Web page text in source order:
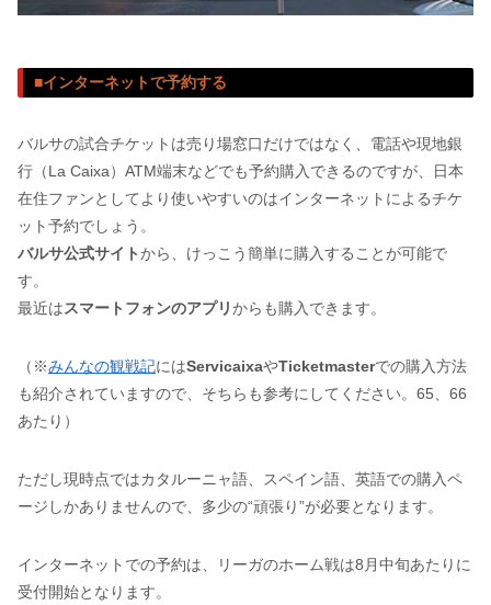
■インターネットで予約する
バルサの試合チケットは売り場窓口だけではなく、電話や現地銀
行（La Caixa）ATM端末などでも予約購入できるのですが、日本
在住ファンとしてより使いやすいのはインターネットによるチケ
ット予約でしょう。
バルサ公式サイトから、けっこう簡単に購入することが可能で
す。
最近はスマートフォンのアプリからも購入できます。
（※みんなの観戦記にはServicaixaやTicketmasterでの購入方法
も紹介されていますので、そちらも参考にしてください。65、66
あたり）
ただし現時点ではカタルーニャ語、スペイン語、英語での購入ペ
ージしかありませんので、多少の“頑張り”が必要となります。
インターネットでの予約は、リーガのホーム戦は8月中旬あたりに
受付開始となります。